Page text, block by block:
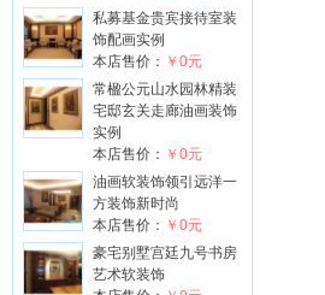
私募基金贵宾接待室装
饰配画实例
本店售价： ￥0元
常楹公元山水园林精装
宅邸玄关走廊油画装饰
实例
本店售价： ￥0元
油画软装饰领引远洋一
方装饰新时尚
本店售价： ￥0元
豪宅别墅宫廷九号书房
艺术软装饰